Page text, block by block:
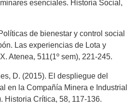
esenciales. Historia Social,
de bienestar y control social
Las experiencias de Lota y
Atenea, 511(1º sem), 221-245.
D. (2015). El despliegue del
en la Compañía Minera e Industrial
Historia Crítica, 58, 117-136.